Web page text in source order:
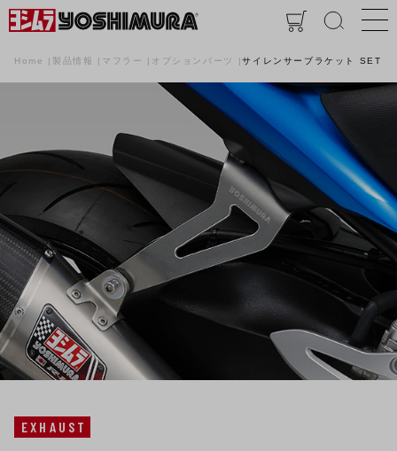
Home 製品情報 マフラー オプションパーツ サイレンサーブラケット SET
EXHAUST